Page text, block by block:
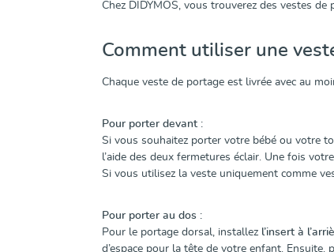
Chez DIDYMOS, vous trouverez des vestes
Comment utiliser une
Chaque veste de portage est livrée avec au
Pour porter devant :
Si vous souhaitez porter votre bébé ou votre
l’aide des deux fermetures éclair. Une fois
Si vous utilisez la veste uniquement comme
Pour porter au dos :
Pour le portage dorsal, installez l’insert à
d’espace pour la tête de votre enfant.